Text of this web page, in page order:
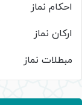
احکام نماز
ارکان نماز
مبطلات نماز